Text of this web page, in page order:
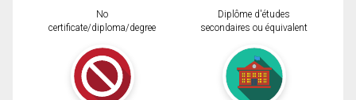
No
certificate/diploma/degree
Diplôme d'études
secondaires ou équivalent